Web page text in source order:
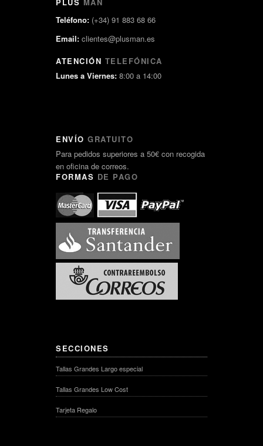
Teléfono: (+34) 91 883 68 66
Email: clientes@plusman.es
ATENCIÓN TELEFÓNICA
Lunes a Viernes: 8:00 a 14:00
ENVÍO GRATUITO
Para pedidos superiores a 50€ con recogida
en oficina de correos.
FORMAS DE PAGO
SECCIONES
Tallas Grandes Largo especial
Tallas Grandes Low Cost
Tarjeta Regalo